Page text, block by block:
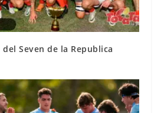
Seven de la Republica